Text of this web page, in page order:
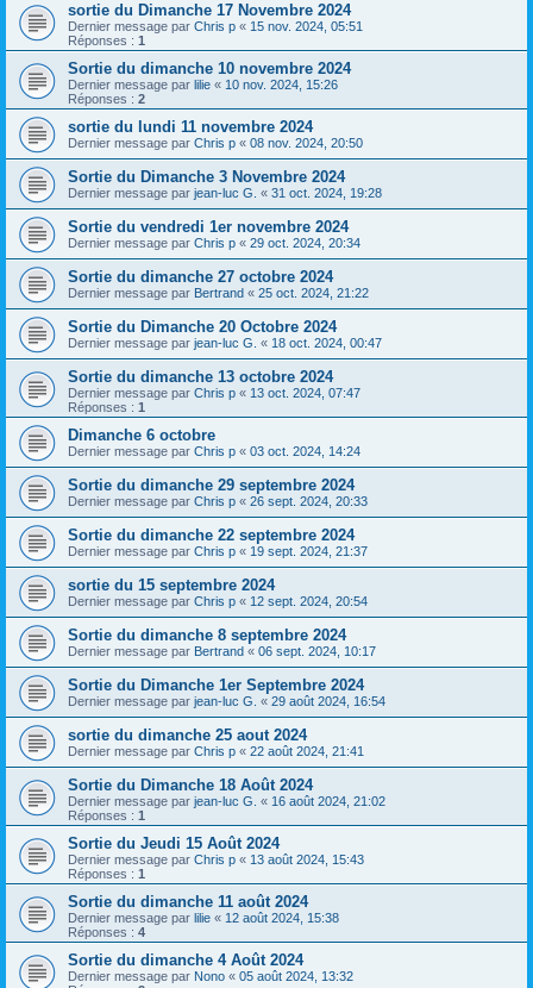
sortie du Dimanche 17 Novembre 2024
Dernier message par Chris p « 15 nov. 2024, 05:51
Réponses : 1
Sortie du dimanche 10 novembre 2024
Dernier message par lilie « 10 nov. 2024, 15:26
Réponses : 2
sortie du lundi 11 novembre 2024
Dernier message par Chris p « 08 nov. 2024, 20:50
Sortie du Dimanche 3 Novembre 2024
Dernier message par jean-luc G. « 31 oct. 2024, 19:28
Sortie du vendredi 1er novembre 2024
Dernier message par Chris p « 29 oct. 2024, 20:34
Sortie du dimanche 27 octobre 2024
Dernier message par Bertrand « 25 oct. 2024, 21:22
Sortie du Dimanche 20 Octobre 2024
Dernier message par jean-luc G. « 18 oct. 2024, 00:47
Sortie du dimanche 13 octobre 2024
Dernier message par Chris p « 13 oct. 2024, 07:47
Réponses : 1
Dimanche 6 octobre
Dernier message par Chris p « 03 oct. 2024, 14:24
Sortie du dimanche 29 septembre 2024
Dernier message par Chris p « 26 sept. 2024, 20:33
Sortie du dimanche 22 septembre 2024
Dernier message par Chris p « 19 sept. 2024, 21:37
sortie du 15 septembre 2024
Dernier message par Chris p « 12 sept. 2024, 20:54
Sortie du dimanche 8 septembre 2024
Dernier message par Bertrand « 06 sept. 2024, 10:17
Sortie du Dimanche 1er Septembre 2024
Dernier message par jean-luc G. « 29 août 2024, 16:54
sortie du dimanche 25 aout 2024
Dernier message par Chris p « 22 août 2024, 21:41
Sortie du Dimanche 18 Août 2024
Dernier message par jean-luc G. « 16 août 2024, 21:02
Réponses : 1
Sortie du Jeudi 15 Août 2024
Dernier message par Chris p « 13 août 2024, 15:43
Réponses : 1
Sortie du dimanche 11 août 2024
Dernier message par lilie « 12 août 2024, 15:38
Réponses : 4
Sortie du dimanche 4 Août 2024
Dernier message par Nono « 05 août 2024, 13:32